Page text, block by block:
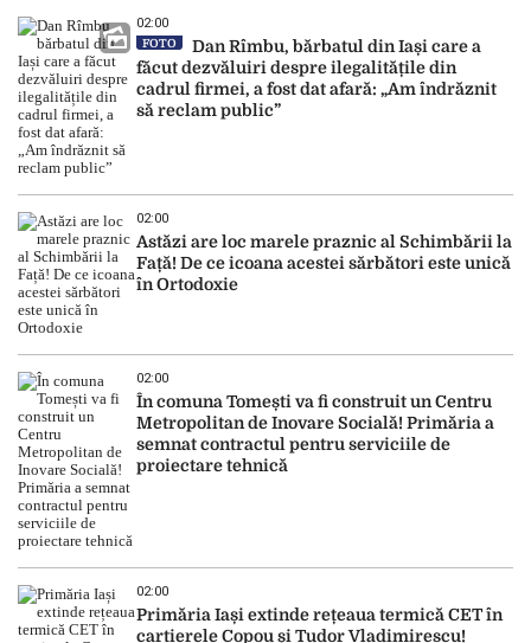
02:00
FOTO
Dan Rîmbu, bărbatul din Iași care a
făcut dezvăluiri despre ilegalitățile din
cadrul firmei, a fost dat afară: „Am îndrăznit
să reclam public”
02:00
Astăzi are loc marele praznic al Schimbării la
Față! De ce icoana acestei sărbători este unică
în Ortodoxie
02:00
În comuna Tomești va fi construit un Centru
Metropolitan de Inovare Socială! Primăria a
semnat contractul pentru serviciile de
proiectare tehnică
02:00
Primăria Iași extinde rețeaua termică CET în
cartierele Copou și Tudor Vladimirescu!